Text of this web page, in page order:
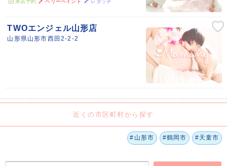
来店予約 ベリーペイント レタッチ
TWOエンジェル山形店
山形県山形市西田2-2-2
近くの市区町村から探す
#山形市 #鶴岡市 #天童市